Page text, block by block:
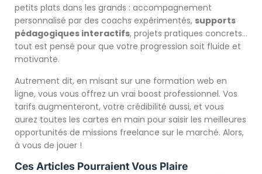
petits plats dans les grands : accompagnement
personnalisé par des coachs expérimentés, supports
pédagogiques interactifs, projets pratiques concrets…
tout est pensé pour que votre progression soit fluide et
motivante.
Autrement dit, en misant sur une formation web en
ligne, vous vous offrez un vrai boost professionnel. Vos
tarifs augmenteront, votre crédibilité aussi, et vous
aurez toutes les cartes en main pour saisir les meilleures
opportunités de missions freelance sur le marché. Alors,
à vous de jouer !
Ces Articles Pourraient Vous Plaire